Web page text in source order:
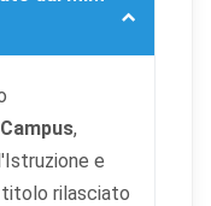
,
e
rilasciato